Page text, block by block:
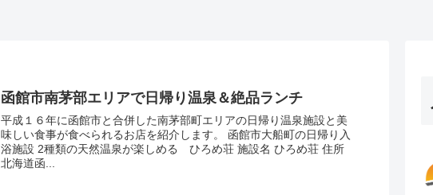
函館市南茅部エリアで日帰り温泉＆絶品ランチ
平成１６年に函館市と合併した南茅部町エリアの日帰り温泉施設と美
味しい食事が食べられるお店を紹介します。 函館市大船町の日帰り入
浴施設 2種類の天然温泉が楽しめる ひろめ荘 施設名 ひろめ荘 住所
北海道函...